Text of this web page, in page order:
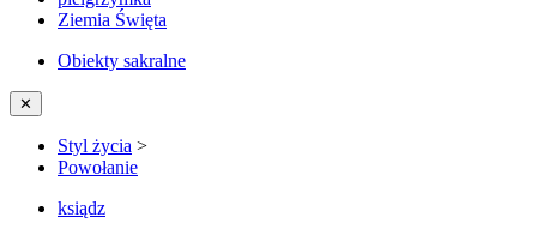
Ziemia Święta
Obiekty sakralne
✕
Styl życia >
Powołanie
ksiądz